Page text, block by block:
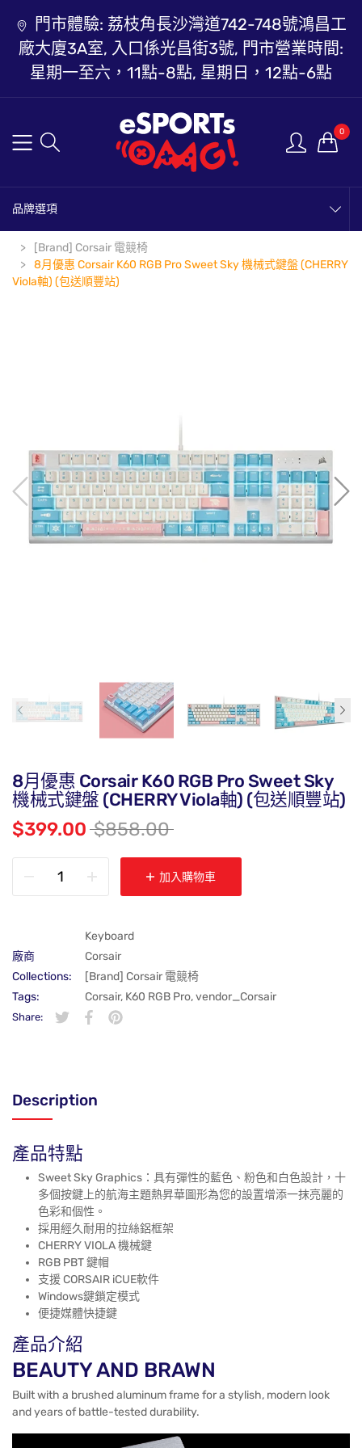
門市體驗: 荔枝角長沙灣道742-748號鴻昌工
廠大廈3A室, 入口係光昌街3號, 門市營業時間:
星期一至六，11點-8點, 星期日，12點-6點
0
品牌選項
[Brand] Corsair 電競椅
8月優惠 Corsair K60 RGB Pro Sweet Sky 機械式鍵盤 (CHERRY
Viola軸) (包送順豐站)
8月優惠 Corsair K60 RGB Pro Sweet Sky
機械式鍵盤 (CHERRY Viola軸) (包送順豐站)
$399.00 $858.00
加入購物車
Keyboard
廠商
Corsair
Collections:
[Brand] Corsair 電競椅
Tags:
Corsair, K60 RGB Pro,vendor_Corsair
Share:
在 Twitter 上發佈 Twitter 貼文
在新視窗中開啟。
分享至 Facebook
在新視窗中開啟。
在 Pinterest 上發佈 Pin 貼文
在新視窗中開啟。
Description
產品特點
Sweet Sky Graphics：具有彈性的藍色、粉色和白色設計，十
多個按鍵上的航海主題熱昇華圖形為您的設置增添一抹亮麗的
色彩和個性。
採用經久耐用的拉絲鋁框架
CHERRY VIOLA 機械鍵
RGB PBT 鍵帽
支援 CORSAIR iCUE軟件
Windows鍵鎖定模式
便捷媒體快捷鍵
產品介紹
BEAUTY AND BRAWN
Built with a brushed aluminum frame for a stylish, modern look
and years of battle-tested durability.